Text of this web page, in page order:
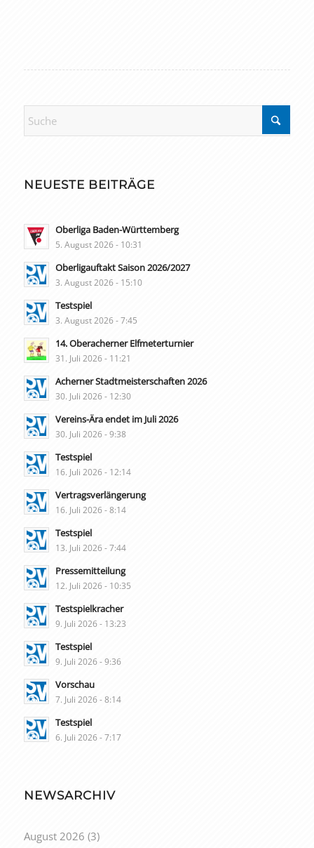
NEUESTE BEITRÄGE
Oberliga Baden-Württemberg
5. August 2026 - 10:31
Oberligauftakt Saison 2026/2027
3. August 2026 - 15:10
Testspiel
3. August 2026 - 7:45
14. Oberacherner Elfmeterturnier
31. Juli 2026 - 11:21
Acherner Stadtmeisterschaften 2026
30. Juli 2026 - 12:30
Vereins-Ära endet im Juli 2026
30. Juli 2026 - 9:38
Testspiel
16. Juli 2026 - 12:14
Vertragsverlängerung
16. Juli 2026 - 8:14
Testspiel
13. Juli 2026 - 7:44
Pressemitteilung
12. Juli 2026 - 10:35
Testspielkracher
9. Juli 2026 - 13:23
Testspiel
9. Juli 2026 - 9:36
Vorschau
7. Juli 2026 - 8:14
Testspiel
6. Juli 2026 - 7:17
NEWSARCHIV
August 2026 (3)